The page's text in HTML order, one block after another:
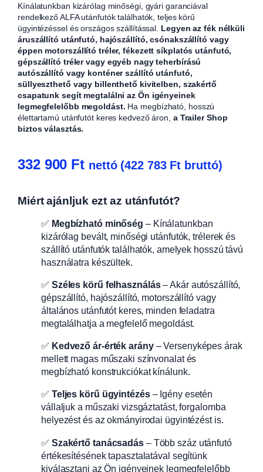
Kínálatunkban kizárólag minőségi, gyári garanciával
rendelkező ALFA utánfutók találhatók, teljes körű
ügyintézéssel és országos szállítással. Legyen az fék nélküli
áruszállító utánfutó, hajószállító, csónakszállító vagy
éppen motorszállító tréler, fékezett síkplatós utánfutó,
gépszállító tréler vagy egyéb nagy teherbírású
autószállító vagy konténer szállító utánfutó,
süllyeszthető vagy billenthető kivitelben, szakértő
csapatunk segít megtalálni az Ön igényeinek
legmegfelelőbb megoldást. Ha megbízható, hosszú
élettartamú utánfutót keres kedvező áron, a Trailer Shop
biztos választás.
332 900 Ft nettó (422 783 Ft bruttó)
Miért ajánljuk ezt az utánfutót?
✅ Megbízható minőség – Kínálatunkban
kizárólag bevált, minőségi utánfutók, trélerek és
szállító utánfutók találhatók, amelyek hosszú távú
használatra készültek.
✅ Széles körű felhasználás– Akár autószállító,
gépszállító, hajószállító, motorszállító vagy
általános utánfutót keres, minden feladatra
megtalálhatja a megfelelő megoldást.
✅ Kedvező ár-érték arány– Versenyképes árak
mellett magas műszaki színvonalat és
megbízható konstrukciókat kínálunk.
✅ Teljes körű ügyintézés– Igény esetén
vállaljuk a műszaki vizsgáztatást, forgalomba
helyezést és az okmányirodai ügyintézést is.
✅ Szakértő tanácsadás– Több száz utánfutó
értékesítésének tapasztalatával segítünk
kiválasztani az Ön igényeinek legmegfelelőbb